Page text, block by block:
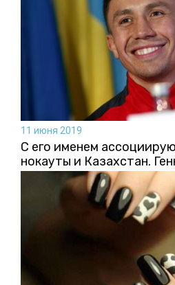
11 июня 2019
С его именем
нокауты и Казахстан.